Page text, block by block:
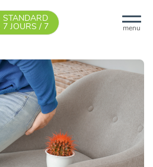
menu
STANDARD
7 JOURS / 7